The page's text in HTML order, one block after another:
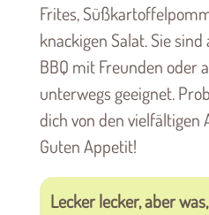
Frites,
knackigen Salat. Sie
BBQ mit Freunden oder
unterwegs geeignet.
dich von den vielfältigen
Guten Appetit!
Lecker lecker, aber